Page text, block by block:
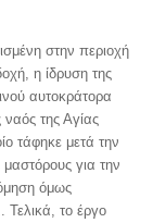
στην περιοχή
η ίδρυση της
αυτοκράτορα
της Αγίας
τάφηκε μετά την
για την
όμως
Τελικά, το έργο